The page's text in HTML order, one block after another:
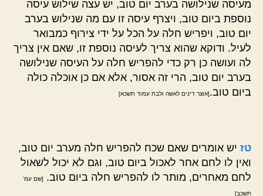
מעיסה שנילושה בערב יום טוב, יש עצה שילוש עיסה
נוספת ביום טוב, ויצרף עיסה זו עם מה שנילוש בערב
יום טוב, ויפריש חלה על הכל על ידי צירוף כמבואר
לעיל. ודוקא שהוא צריך לעיסה נוספת זו, שאם אין צריך
לה ועושה כן רק כדי להפריש חלה על העיסה שנילושה
בערב יום טוב, הרי זה אסור, אלא אם כן אוכלה כולה
ביום טוב.[אוצר דינים לאשה ולבת עמוד תשכא]
טז יש אומרים שאם שכח להפריש חלה מערב יום טוב,
ואין לו לחם אחר לאכול ביום טוב, וגם לא יכול לשאול
לחם מאחרים, מותר לו להפריש חלה ביום טוב.
[שם עמ'
תשכב]